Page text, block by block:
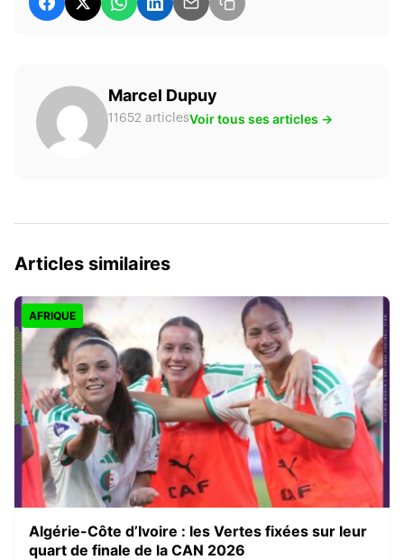
Marcel Dupuy
11652 articlesVoir tous ses articles →
Articles similaires
AFRIQUE
Algérie-Côte d’Ivoire : les Vertes fixées sur leur
quart de finale de la CAN 2026